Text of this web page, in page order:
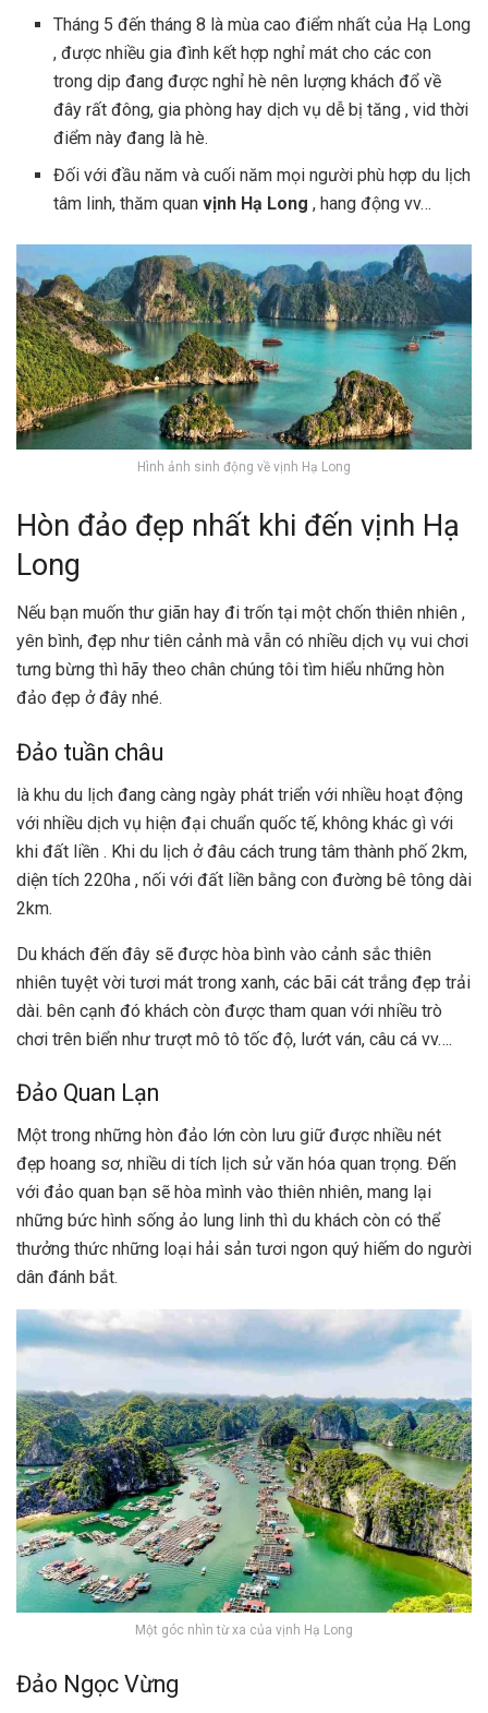
Tháng 5 đến tháng 8 là mùa cao điểm nhất của Hạ Long
, được nhiều gia đình kết hợp nghỉ mát cho các con
trong dịp đang được nghỉ hè nên lượng khách đổ về
đây rất đông, gia phòng hay dịch vụ dễ bị tăng , vid thời
điểm này đang là hè.
Đối với đầu năm và cuối năm mọi người phù hợp du lịch
tâm linh, thăm quanvịnh Hạ Long, hang động vv…
Hình ảnh sinh động về vịnh Hạ Long
Hòn đảo đẹp nhất khi đến vịnh Hạ
Long
Nếu bạn muốn thư giãn hay đi trốn tại một chốn thiên nhiên ,
yên bình, đẹp như tiên cảnh mà vẫn có nhiều dịch vụ vui chơi
tưng bừng thì hãy theo chân chúng tôi tìm hiểu những hòn
đảo đẹp ở đây nhé.
Đảo tuần châu
là khu du lịch đang càng ngày phát triển với nhiều hoạt động
với nhiều dịch vụ hiện đại chuẩn quốc tế, không khác gì với
khi đất liền . Khi du lịch ở đâu cách trung tâm thành phố 2km,
diện tích 220ha , nối với đất liền bằng con đường bê tông dài
2km.
Du khách đến đây sẽ được hòa bình vào cảnh sắc thiên
nhiên tuyệt vời tươi mát trong xanh, các bãi cát trắng đẹp trải
dài. bên cạnh đó khách còn được tham quan với nhiều trò
chơi trên biển như trượt mô tô tốc độ, lướt ván, câu cá vv….
Đảo Quan Lạn
Một trong những hòn đảo lớn còn lưu giữ được nhiều nét
đẹp hoang sơ, nhiều di tích lịch sử văn hóa quan trọng. Đến
với đảo quan bạn sẽ hòa mình vào thiên nhiên, mang lại
những bức hình sống ảo lung linh thì du khách còn có thể
thưởng thức những loại hải sản tươi ngon quý hiếm do người
dân đánh bắt.
Một góc nhìn từ xa của vịnh Hạ Long
Đảo Ngọc Vừng